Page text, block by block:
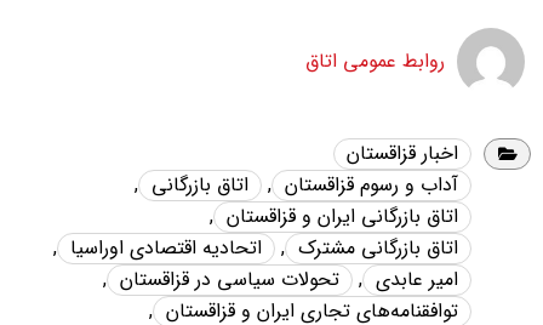
روابط عمومی اتاق
اخبار قزاقستان
آداب و رسوم قزاقستان , اتاق بازرگانی ,
اتاق بازرگانی ایران و قزاقستان ,
اتاق بازرگانی مشترک , اتحادیه اقتصادی اوراسیا ,
امیر عابدی , تحولات سیاسی در قزاقستان ,
توافقنامه‌های تجاری ایران و قزاقستان ,